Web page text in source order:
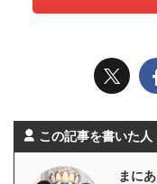
この記事を書いた人
まにあ